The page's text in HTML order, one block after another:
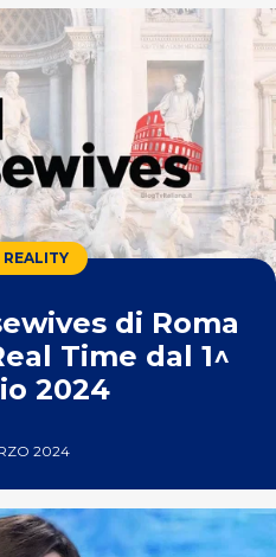
REALITY
di Roma
Time dal 1^
2024
2024